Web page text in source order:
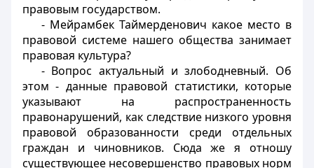
правовым государством.
- Мейрамбек Таймерденович какое место в
правовой системе нашего общества занимает
правовая культура?
- Вопрос актуальный и злободневный. Об
этом - данные правовой статистики, которые
указывают на распространенность
правонарушений, как следствие низкого уровня
правовой образованности среди отдельных
граждан и чиновников. Сюда же я отношу
существующее несовершенство правовых норм